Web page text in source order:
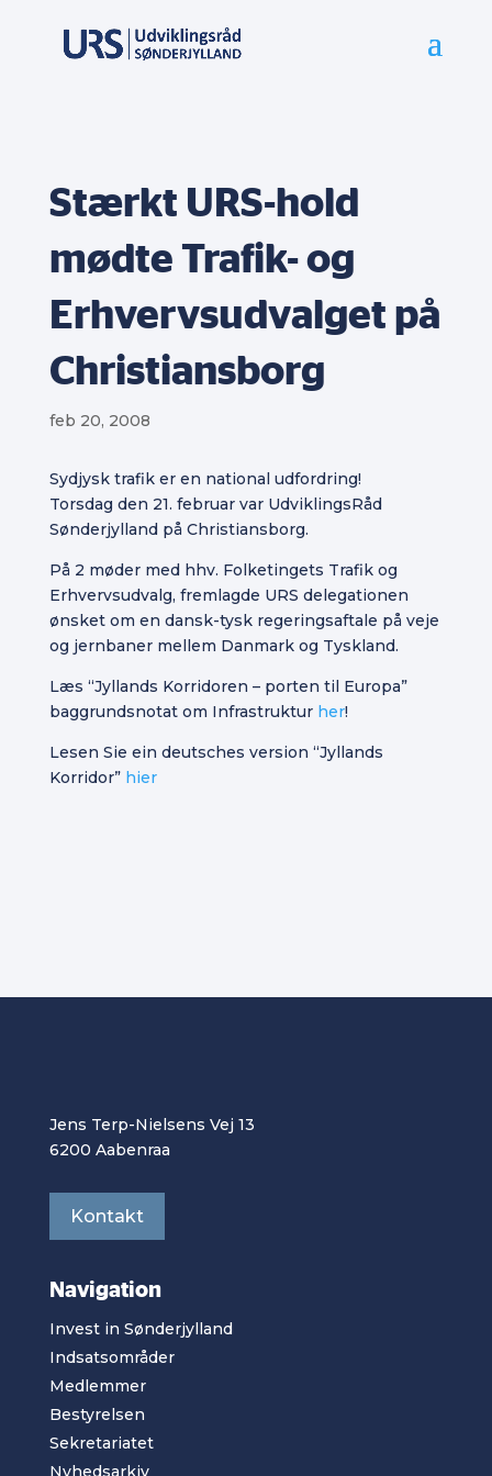
Stærkt URS-hold
mødte Trafik- og
Erhvervsudvalget på
Christiansborg
feb 20, 2008
Sydjysk trafik er en national udfordring!
Torsdag den 21. februar var UdviklingsRåd
Sønderjylland på Christiansborg.
På 2 møder med hhv. Folketingets Trafik og
Erhvervsudvalg, fremlagde URS delegationen
ønsket om en dansk-tysk regeringsaftale på veje
og jernbaner mellem Danmark og Tyskland.
Læs “Jyllands Korridoren – porten til Europa”
baggrundsnotat om Infrastruktur her!
Lesen Sie ein deutsches version “Jyllands
Korridor” hier
Jens Terp-Nielsens Vej 13
6200 Aabenraa
Kontakt
Navigation
Invest in Sønderjylland
Indsatsområder
Medlemmer
Bestyrelsen
Sekretariatet
Nyhedsarkiv